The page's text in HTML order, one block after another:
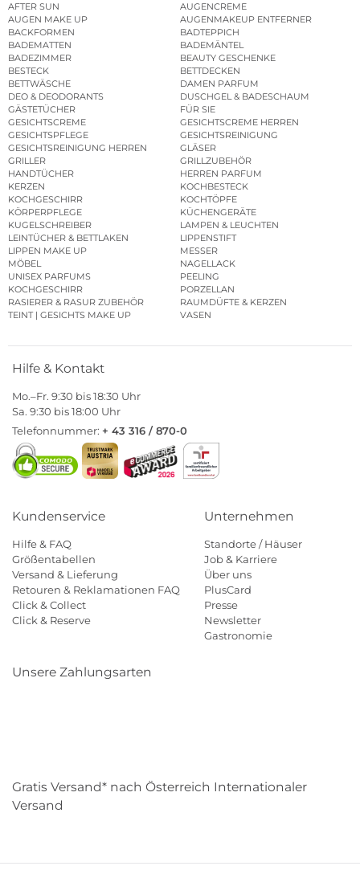
AFTER SUN
AUGENCREME
AUGEN MAKE UP
AUGENMAKEUP ENTFERNER
BACKFORMEN
BADTEPPICH
BADEMATTEN
BADEMÄNTEL
BADEZIMMER
BEAUTY GESCHENKE
BESTECK
BETTDECKEN
BETTWÄSCHE
DAMEN PARFUM
DEO & DEODORANTS
DUSCHGEL & BADESCHAUM
GÄSTETÜCHER
FÜR SIE
GESICHTSCREME
GESICHTSCREME HERREN
GESICHTSPFLEGE
GESICHTSREINIGUNG
GESICHTSREINIGUNG HERREN
GLÄSER
GRILLER
GRILLZUBEHÖR
HANDTÜCHER
HERREN PARFUM
KERZEN
KOCHBESTECK
KOCHGESCHIRR
KOCHTÖPFE
KÖRPERPFLEGE
KÜCHENGERÄTE
KUGELSCHREIBER
LAMPEN & LEUCHTEN
LEINTÜCHER & BETTLAKEN
LIPPENSTIFT
LIPPEN MAKE UP
MESSER
MÖBEL
NAGELLACK
UNISEX PARFUMS
PEELING
KOCHGESCHIRR
PORZELLAN
RASIERER & RASUR ZUBEHÖR
RAUMDÜFTE & KERZEN
TEINT | GESICHTS MAKE UP
VASEN
Hilfe & Kontakt
Mo.–Fr. 9:30 bis 18:30 Uhr
Sa. 9:30 bis 18:00 Uhr
Telefonnummer: + 43 316 / 870-0
Kundenservice
Hilfe & FAQ
Größentabellen
Versand & Lieferung
Retouren & Reklamationen FAQ
Click & Collect
Click & Reserve
Unternehmen
Standorte / Häuser
Job & Karriere
Über uns
PlusCard
Presse
Newsletter
Gastronomie
Unsere Zahlungsarten
Gratis Versand* nach Österreich Internationaler
Versand